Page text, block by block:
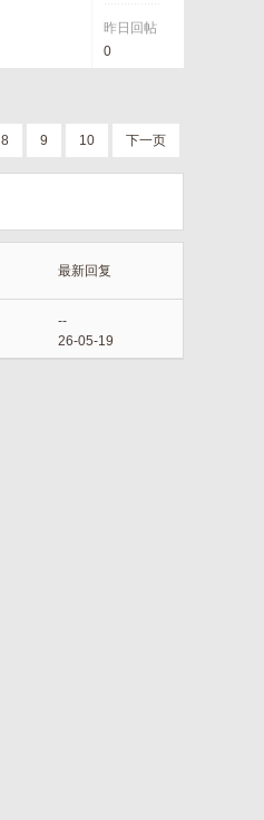
昨日回帖
0
8 9 10 下一页
最新回复
--
26-05-19